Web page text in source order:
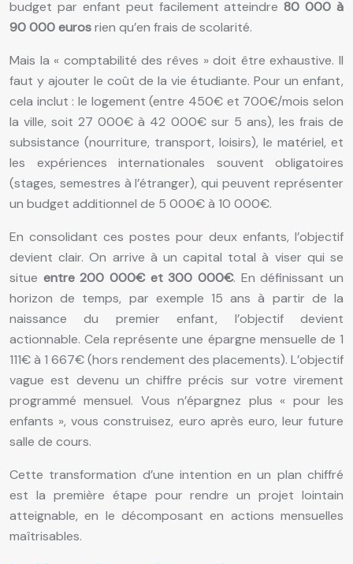
budget par enfant peut facilement atteindre80 000 à
90 000 eurosrien qu’en frais de scolarité.
Mais la « comptabilité des rêves » doit être exhaustive. Il
faut y ajouter le coût de la vie étudiante. Pour un enfant,
cela inclut : le logement (entre 450€ et 700€/mois selon
la ville, soit 27 000€ à 42 000€ sur 5 ans), les frais de
subsistance (nourriture, transport, loisirs), le matériel, et
les expériences internationales souvent obligatoires
(stages, semestres à l’étranger), qui peuvent représenter
un budget additionnel de 5 000€ à 10 000€.
En consolidant ces postes pour deux enfants, l’objectif
devient clair. On arrive à un capital total à viser qui se
situe entre 200 000€ et 300 000€. En définissant un
horizon de temps, par exemple 15 ans à partir de la
naissance du premier enfant, l’objectif devient
actionnable. Cela représente une épargne mensuelle de 1
111€ à 1 667€ (hors rendement des placements). L’objectif
vague est devenu un chiffre précis sur votre virement
programmé mensuel. Vous n’épargnez plus « pour les
enfants », vous construisez, euro après euro, leur future
salle de cours.
Cette transformation d’une intention en un plan chiffré
est la première étape pour rendre un projet lointain
atteignable, en le décomposant en actions mensuelles
maîtrisables.